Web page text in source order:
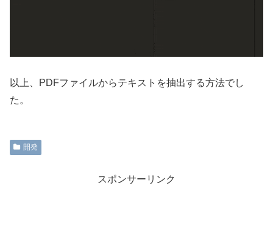
以上、PDFファイルからテキストを抽出する方法でし
た。
開発
スポンサーリンク